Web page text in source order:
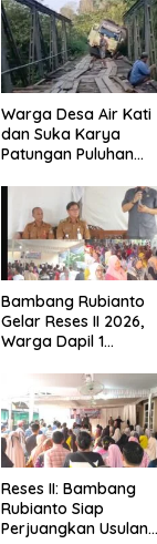
Warga Desa Air Kati
dan Suka Karya
Patungan Puluhan
Jembatan
Bambang Rubianto
Gelar Reses II 2026,
Warga Dapil 1
Reses II: Bambang
Rubianto Siap
Perjuangkan Usulan